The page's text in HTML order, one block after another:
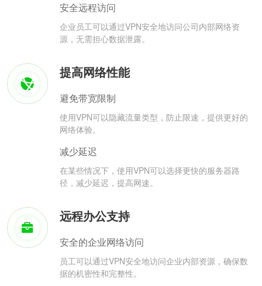
安全远程访问
企业员工可以通过VPN安全地访问公司内部网络资
源，无需担心数据泄露。
提高网络性能
避免带宽限制
使用VPN可以隐藏流量类型，防止限速，提供更好的
网络体验。
减少延迟
在某些情况下，使用VPN可以选择更快的服务器路
径，减少延迟，提高网速。
远程办公支持
安全的企业网络访问
员工可以通过VPN安全地访问企业内部资源，确保数
据的机密性和完整性。